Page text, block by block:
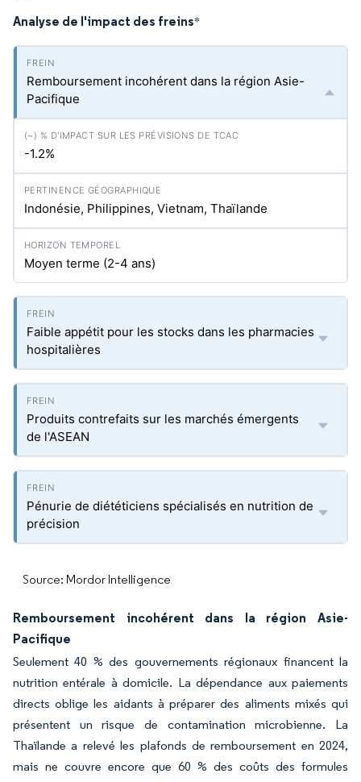
Analyse de l'impact des freins*
Remboursement incohérent dans la région Asie-
Pacifique
-1.2%
Indonésie, Philippines, Vietnam, Thaïlande
Moyen terme (2-4 ans)
Faible appétit pour les stocks dans les pharmacies
hospitalières
Produits contrefaits sur les marchés émergents
de l'ASEAN
Pénurie de diététiciens spécialisés en nutrition de
précision
Source: Mordor Intelligence
Remboursement incohérent dans la région Asie-
Pacifique
Seulement 40 % des gouvernements régionaux financent la
nutrition entérale à domicile. La dépendance aux paiements
directs oblige les aidants à préparer des aliments mixés qui
présentent un risque de contamination microbienne. La
Thaïlande a relevé les plafonds de remboursement en 2024,
mais ne couvre encore que 60 % des coûts des formules